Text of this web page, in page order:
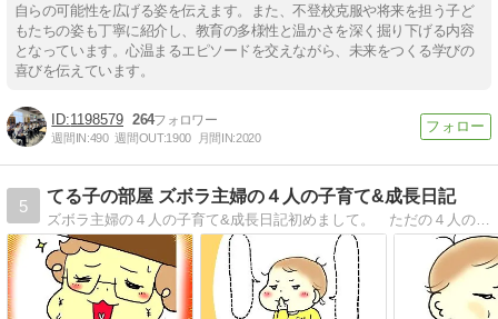
自らの可能性を広げる姿を伝えます。また、不登校克服や将来を担う子ど
もたちの姿も丁寧に紹介し、教育の多様性と温かさを深く掘り下げる内容
となっています。心温まるエピソードを交えながら、未来をつくる学びの
喜びを伝えています。
1198579 264
週間IN:490 週間OUT:1900 月間IN:2020
5
てる子の部屋 ズボラ主婦の４人の子育て&成長日記
ズボラ主婦の４人の子育て&成長日記初めまして。 ただの４人の子持ちの主婦、てる子と申します。このブログは、私の日常をならべています。少しでもクスリッと笑ってもらえたり、「あるある〜！」と思えてもらえたらこれ幸いです。